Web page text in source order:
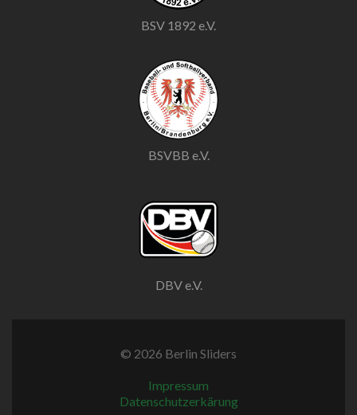
BSV 1892 e.V.
BSVBB e.V.
DBV e.V.
© 2026 Berlin Sliders
Impressum
Datenschutzerkärung